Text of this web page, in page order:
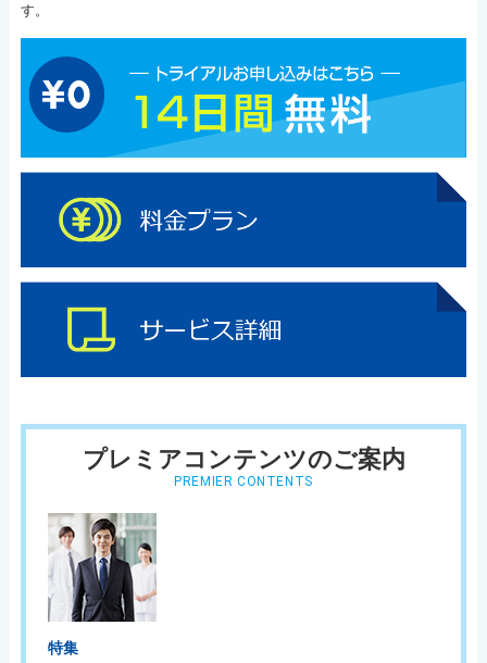
す。
プレミアコンテンツのご案内
PREMIER CONTENTS
特集